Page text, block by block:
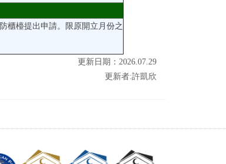
櫃檯提出申請。限原開立月份之
更新日期： 2026.07.29
更新者:許凱欣